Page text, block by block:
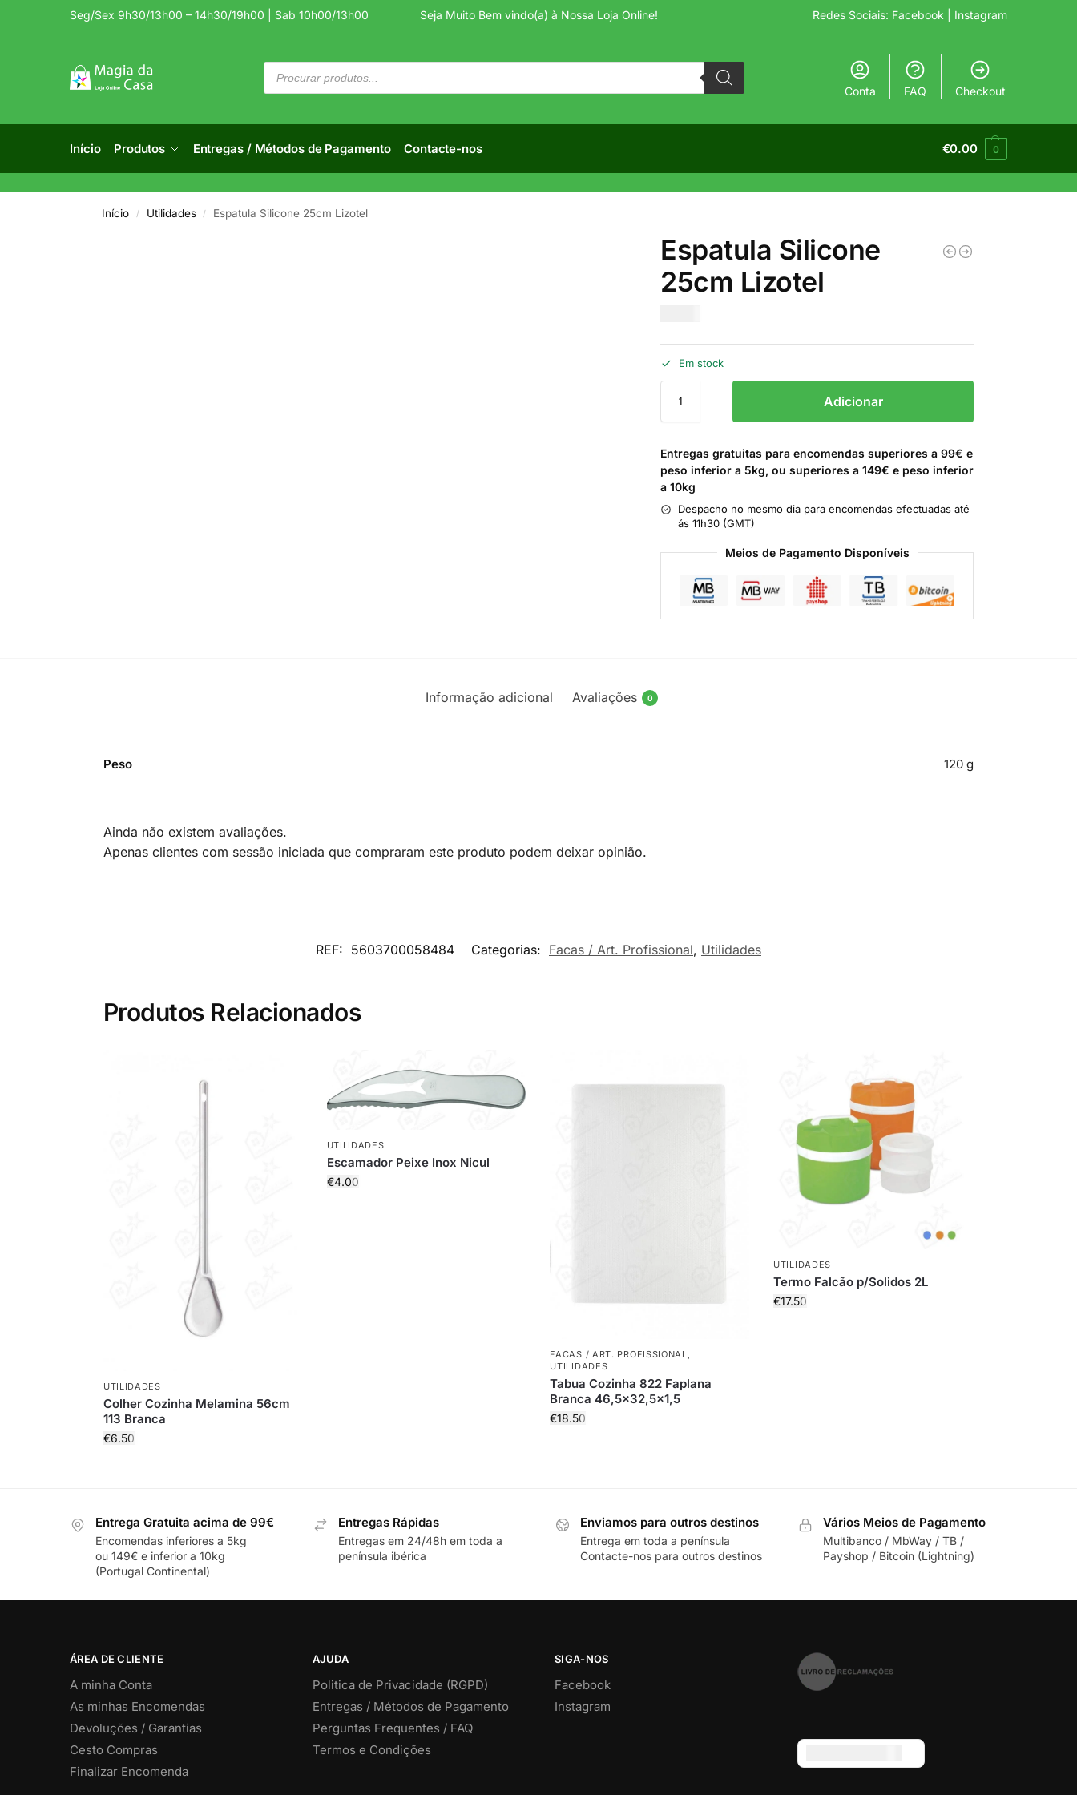
Seg/Sex 9h30/13h00 – 14h30/19h00 | Sab 10h00/13h00 Seja Muito Bem vindo(a) à Nossa Loja Online! Redes Sociais: Facebook | Instagram
Conta FAQ Checkout
Início Produtos Entregas / Métodos de Pagamento Contacte-nos €0.00 0
Início / Utilidades / Espatula Silicone 25cm Lizotel
Espatula Silicone
25cm Lizotel
Em stock
Adicionar
Entregas gratuitas para encomendas superiores a 99€ e
peso inferior a 5kg, ou superiores a 149€ e peso inferior
a 10kg
Despacho no mesmo dia para encomendas efectuadas até
ás 11h30 (GMT)
Meios de Pagamento Disponíveis
Informação adicional Avaliações 0
Peso 120 g
Ainda não existem avaliações.
Apenas clientes com sessão iniciada que compraram este produto podem deixar opinião.
REF: 5603700058484 Categorias: Facas / Art. Profissional, Utilidades
Produtos Relacionados
UTILIDADES
Colher Cozinha Melamina 56cm
113 Branca
€6.50
UTILIDADES
Escamador Peixe Inox Nicul
€4.00
FACAS / ART. PROFISSIONAL
UTILIDADES
Tabua Cozinha 822 Faplana
Branca 46,5×32,5×1,5
€18.50
UTILIDADES
Termo Falcão p/Solidos 2L
€17.50
Entrega Gratuita acima de 99€
Encomendas inferiores a 5kg
ou 149€ e inferior a 10kg
(Portugal Continental)
Entregas Rápidas
Entregas em 24/48h em toda a
península ibérica
Enviamos para outros destinos
Entrega em toda a península
Contacte-nos para outros destinos
Vários Meios de Pagamento
Multibanco / MbWay / TB /
Payshop / Bitcoin (Lightning)
ÁREA DE CLIENTE
A minha Conta
As minhas Encomendas
Devoluções / Garantias
Cesto Compras
Finalizar Encomenda
AJUDA
Politica de Privacidade (RGPD)
Entregas / Métodos de Pagamento
Perguntas Frequentes / FAQ
Termos e Condições
SIGA-NOS
Facebook
Instagram